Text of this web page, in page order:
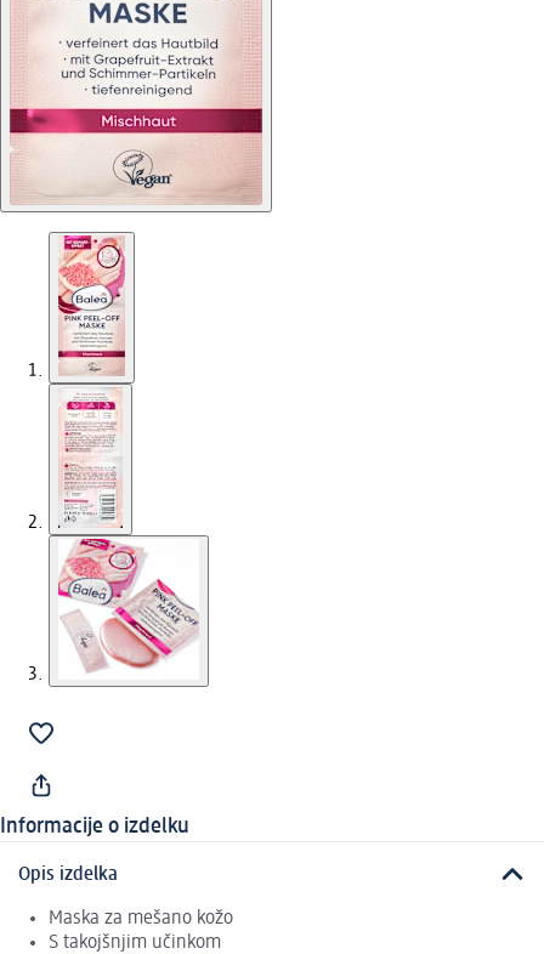
Informacije o izdelku
Opis izdelka
Maska za mešano kožo
S takojšnjim učinkom